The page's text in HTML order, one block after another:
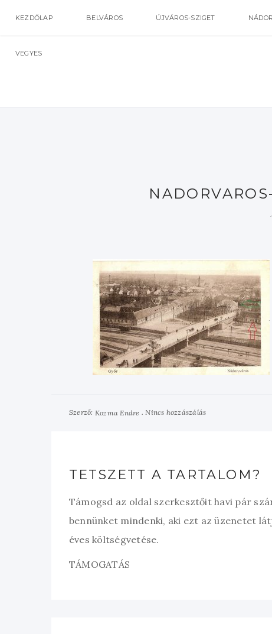
KEZDŐLAP BELVÁROS ÚJVÁROS-SZIGET
VEGYES
Szerző: Kozma Endre Nincs hozzászálás
TETSZETT A TARTALOM?
Támogsd az oldal szerkesztőit havi pár
bennünket mindenki, aki ezt az üzenetet
éves költségvetése.
TÁMOGATÁS